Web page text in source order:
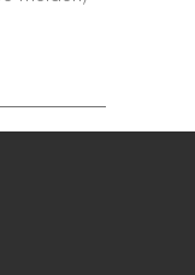
HUIS ARNHEM